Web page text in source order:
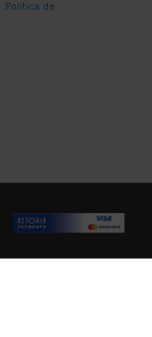
Politica de